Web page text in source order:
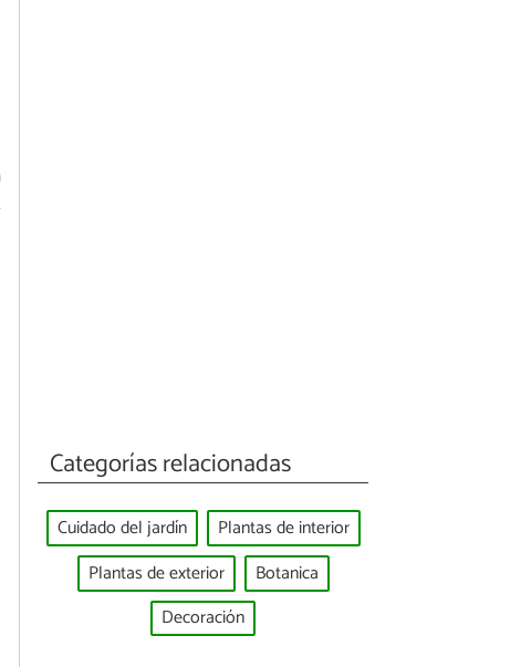
Categorías relacionadas
Cuidado del jardín
Plantas de interior
Plantas de exterior
Botanica
Decoración